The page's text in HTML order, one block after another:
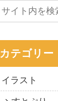
カテゴリー
イラスト